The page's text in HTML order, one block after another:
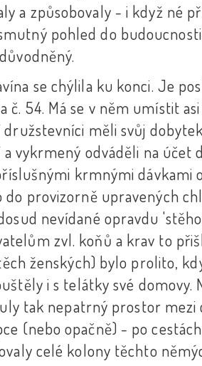
a způsobovaly - i když né
pohled do
se chýlila ku konci. Je
54. Má se v něm umístit
měli svůj
vykrmený odváděli na účet
krmnými dávkami
do provizorně upravených
nevídané opravdu
zvl. koňů a krav to
ženských) bylo prolito,
i s telátky své domovy.
tak nepatrný prostor mezi
(nebo opačně) - po
celé kolony těchto